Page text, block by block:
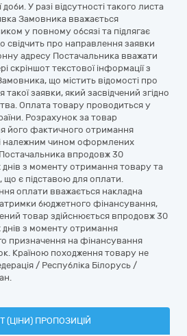
У разі відсутності такого листа
Замовника вважається
у повному обсязі та підлягає
про направлення заявки
адресу Постачальника вважати
скріншот текстової інформації з
що містить відомості про
заявки, який засвідчений згідно
Оплата товару проводиться у
Розрахунок за товар
його фактичного отримання
належним чином оформлених
впродовж 30
днів з моменту отримання товару та
що є підставою для оплати.
оплати вважається накладна
бюджетного фінансування,
товар здійснюється впродовж 30
днів з моменту отримання
призначення на фінансування
Країною походження товару не
/ Республіка Білорусь /
(ЦІНИ) ПРОПОЗИЦІЙ